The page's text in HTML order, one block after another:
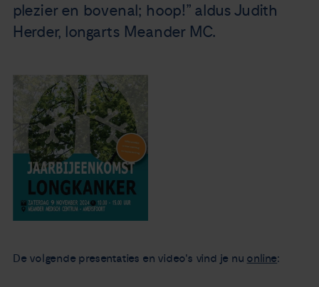
Over ons
Contact
plezier en bovenal; hoop!” aldus Judith
Herder, longarts Meander MC.
De volgende presentaties en video's vind je nu online: